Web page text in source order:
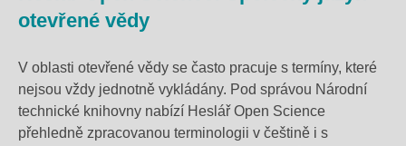
otevřené vědy
V oblasti otevřené vědy se často pracuje s termíny, které
nejsou vždy jednotně vykládány. Pod správou Národní
technické knihovny nabízí Heslář Open Science
přehledně zpracovanou terminologii v češtině i s